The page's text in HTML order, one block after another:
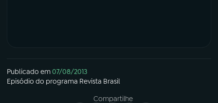
Publicado em07/08/2013
Episódio do programa Revista Brasil
Compartilhe